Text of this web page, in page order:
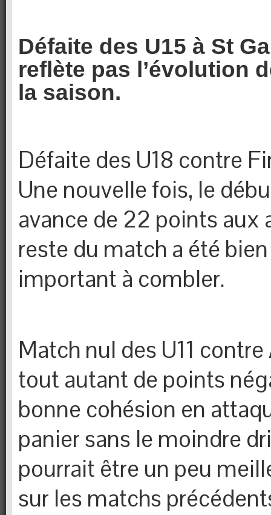
Défaite des U15 à St
reflète pas l’évolution
la saison.
Défaite des U18 contre
Une nouvelle fois, le
avance de 22 points aux
reste du match a été
important à combler.
Match nul des U11
tout autant de points
bonne cohésion en
panier sans le moindre
pourrait être un peu
sur les matchs